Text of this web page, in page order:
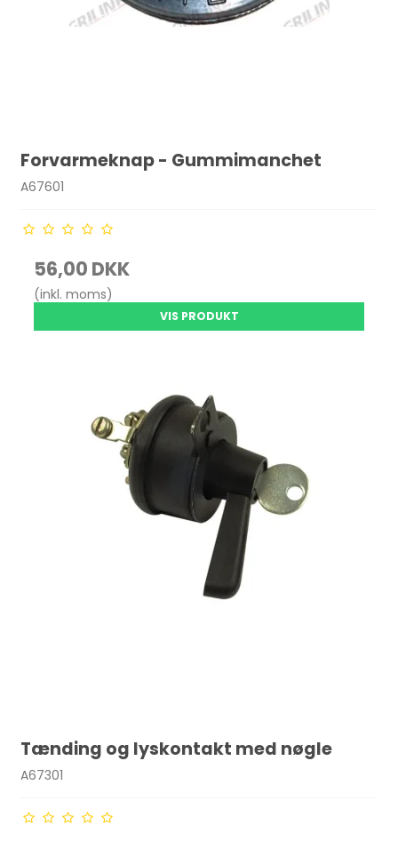
Forvarmeknap - Gummimanchet
A67601
56,00 DKK
(inkl. moms)
VIS PRODUKT
Tænding og lyskontakt med nøgle
A67301